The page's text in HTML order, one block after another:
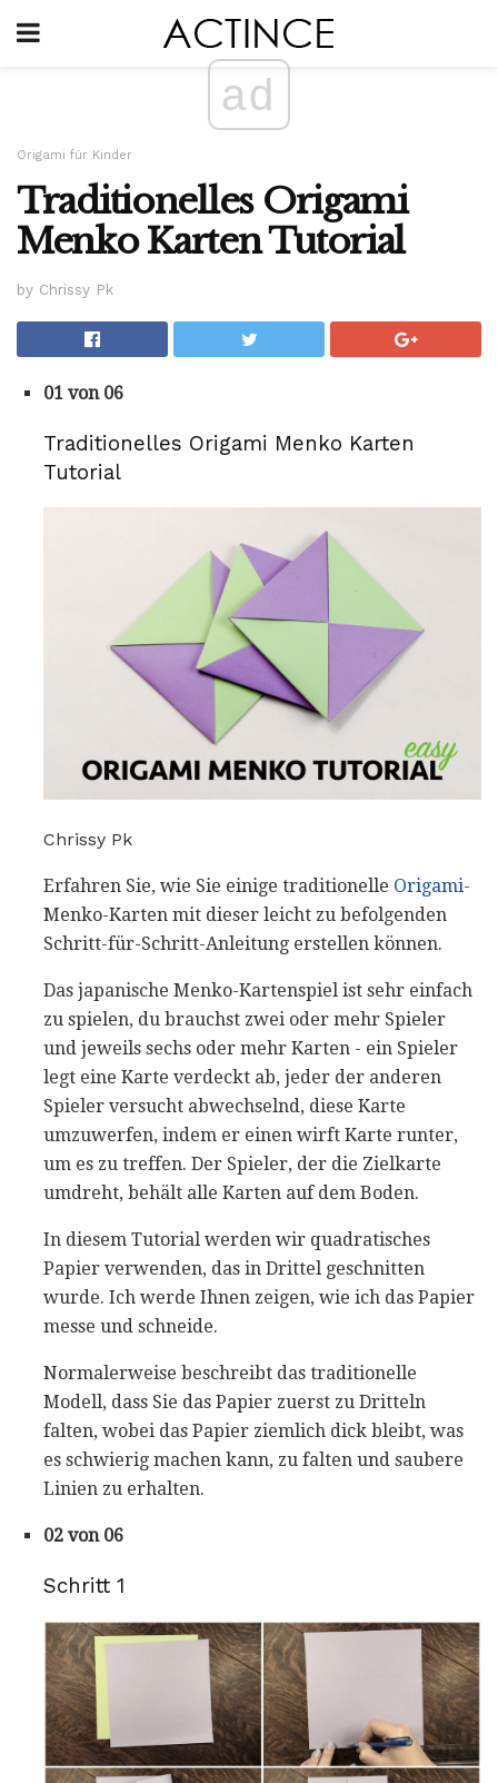
ad
Origami für Kinder
Traditionelles Origami
Menko Karten Tutorial
by Chrissy Pk
01 von 06
Traditionelles Origami Menko Karten
Tutorial
Chrissy Pk
Erfahren Sie, wie Sie einige traditionelle Origami-
Menko-Karten mit dieser leicht zu befolgenden
Schritt-für-Schritt-Anleitung erstellen können.
Das japanische Menko-Kartenspiel ist sehr einfach
zu spielen, du brauchst zwei oder mehr Spieler
und jeweils sechs oder mehr Karten - ein Spieler
legt eine Karte verdeckt ab, jeder der anderen
Spieler versucht abwechselnd, diese Karte
umzuwerfen, indem er einen wirft Karte runter,
um es zu treffen. Der Spieler, der die Zielkarte
umdreht, behält alle Karten auf dem Boden.
In diesem Tutorial werden wir quadratisches
Papier verwenden, das in Drittel geschnitten
wurde. Ich werde Ihnen zeigen, wie ich das Papier
messe und schneide.
Normalerweise beschreibt das traditionelle
Modell, dass Sie das Papier zuerst zu Dritteln
falten, wobei das Papier ziemlich dick bleibt, was
es schwierig machen kann, zu falten und saubere
Linien zu erhalten.
02 von 06
Schritt 1